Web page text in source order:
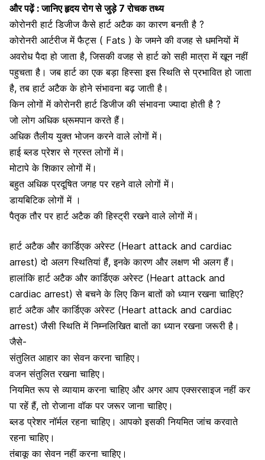
और पढ़ें :जानिए हृदय रोग से जुड़े 7 रोचक तथ्य
कोरोनरी हार्ट डिजीज कैसे हार्ट अटैक का कारण बनती है ?
कोरोनरी आर्टरीज में फैट्स ( Fats ) के जमने की वजह से धमनियों में
अवरोध पैदा हो जाता है, जिसकी वजह से हार्ट को सही मात्रा में खून नहीं
पहुचता है। जब हार्ट का एक बड़ा हिस्सा इस स्थिति से प्रभावित हो जाता
है, तब हार्ट अटैक के होने संभावना बढ़ जाती है।
किन लोगों में कोरोनरी हार्ट डिजीज की संभावना ज्यादा होती है ?
जो लोग अधिक ध्रूमपान करते हैं।
​अधिक तैलीय युक्त भोजन करने वाले लोगों में।
हाई ब्लड प्रेशर से ग्रस्त लोगों में।
मोटापे के शिकारलोगों में।
बहुत अधिक प्रदूषित जगह पर रहने वाले लोगों में।
डायबिटिक लोगों में।
पै​​तृक तौर पर हार्ट अटैक की हिस्ट्री रखने वाले लोगों में।
हार्ट अटैक और कार्डिएक अरेस्ट (Heart attack and cardiac
arrest) दो अलग स्थितियां हैं, इनके कारण और लक्षण भी अलग हैं।
हालांकि हार्ट अटैक और कार्डिएक अरेस्ट (Heart attack and
cardiac arrest) से बचने के लिए किन बातों को ध्यान रखना चाहिए?
हार्ट अटैक और कार्डिएक अरेस्ट (Heart attack and cardiac
arrest) जैसी स्थिति में निम्नलिखित बातों का ध्यान रखना जरूरी है।
जैसे-
संतुलित आहार का सेवन करना चाहिए।
वजन संतुलित रखना चाहिए ।
नियमित रूप से व्यायामकरना चाहिए और अगर आप एक्सरसाइज नहीं कर
पा रहें हैं, तो रोजाना वॉक पर जरूर जाना चाहिए।
ब्लड प्रेशर नॉर्मल रहना चाहिए। आपको इसकी नियमित जांच करवाते
रहना चाहिए।
तंबाकू का सेवन नहीं करना चाहिए।